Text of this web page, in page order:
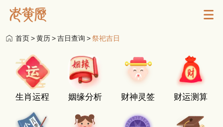
首页>黄历>吉日查询 >祭祀吉日
生肖运程 姻缘分析 财神灵签 财运测算